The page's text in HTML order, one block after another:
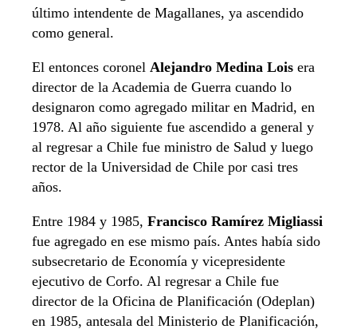
último intendente de Magallanes, ya ascendido
como general.
El entonces coronel Alejandro Medina Lois era
director de la Academia de Guerra cuando lo
designaron como agregado militar en Madrid, en
1978. Al año siguiente fue ascendido a general y
al regresar a Chile fue ministro de Salud y luego
rector de la Universidad de Chile por casi tres
años.
Entre 1984 y 1985, Francisco Ramírez Migliassi
fue agregado en ese mismo país. Antes había sido
subsecretario de Economía y vicepresidente
ejecutivo de Corfo. Al regresar a Chile fue
director de la Oficina de Planificación (Odeplan)
en 1985, antesala del Ministerio de Planificación,